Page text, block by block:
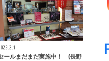
ールまだまだ実施中！ (長野